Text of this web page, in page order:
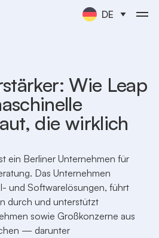
DE
Wie Leap
die wirklich
ein Berliner Unternehmen für
Das Unternehmen
und Softwarelösungen, führt
durch und unterstützt
sowie Großkonzerne aus
— darunter